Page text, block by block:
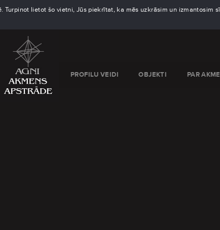
lietot šo vietni, Jūs piekrītat, ka mēs uzkrāsim un izmantosim
PROFILU VEIDI OBJEKTI PAR